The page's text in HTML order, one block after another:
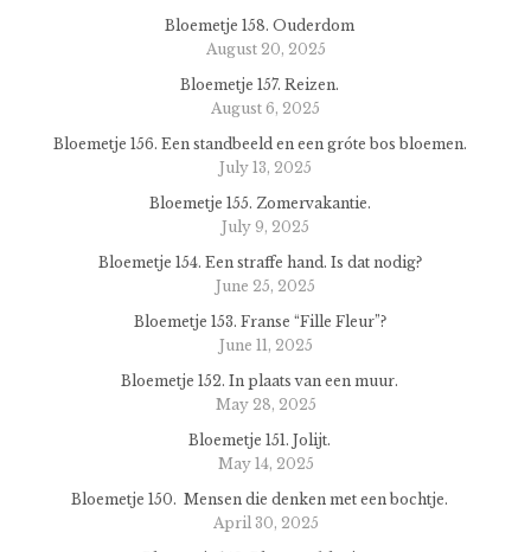
Bloemetje 158. Ouderdom
August 20, 2025
Bloemetje 157. Reizen.
August 6, 2025
Bloemetje 156. Een standbeeld en een gróte bos bloemen.
July 13, 2025
Bloemetje 155. Zomervakantie.
July 9, 2025
Bloemetje 154. Een straffe hand. Is dat nodig?
June 25, 2025
Bloemetje 153. Franse “Fille Fleur”?
June 11, 2025
Bloemetje 152. In plaats van een muur.
May 28, 2025
Bloemetje 151. Jolijt.
May 14, 2025
Bloemetje 150. Mensen die denken met een bochtje.
April 30, 2025